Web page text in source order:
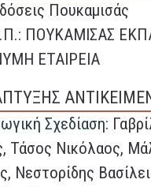
Πουκαμισάς
ΠΟΥΚΑΜΙΣΑΣ
ΕΤΑΙΡΕΙΑ
Σχεδίαση:
Τάσος Νικόλαος,
Νεστορίδης